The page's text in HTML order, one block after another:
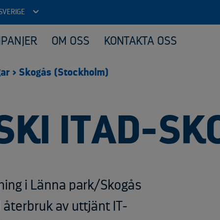
Kontakt SBS
FAQ SBS
OM OSS KONTAKTA OSS
Ekonomi
Logistik
Marknad och försäljning
> Skogås (Stockholm)
ITAD-
i Länna park/Skogås
återbruk av uttjänt IT-